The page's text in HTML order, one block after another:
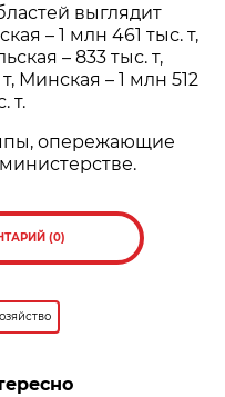
выглядит
– 1 млн 461 тыс. т,
– 833 тыс. т,
Минская – 1 млн 512
т.
опережающие
(0)